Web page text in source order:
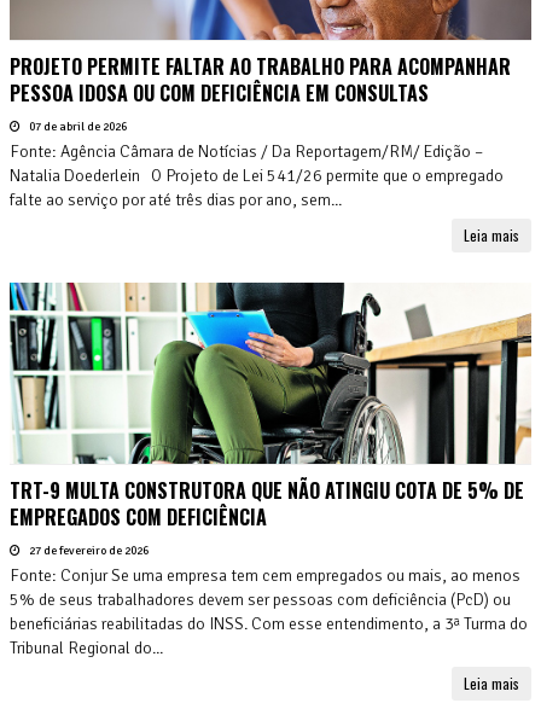
PROJETO PERMITE FALTAR AO TRABALHO PARA ACOMPANHAR
PESSOA IDOSA OU COM DEFICIÊNCIA EM CONSULTAS
07 de abril de 2026
Fonte: Agência Câmara de Notícias / Da Reportagem/RM/ Edição –
Natalia Doederlein O Projeto de Lei 541/26 permite que o empregado
falte ao serviço por até três dias por ano, sem...
Leia mais
TRT-9 MULTA CONSTRUTORA QUE NÃO ATINGIU COTA DE 5% DE
EMPREGADOS COM DEFICIÊNCIA
27 de fevereiro de 2026
Fonte: Conjur Se uma empresa tem cem empregados ou mais, ao menos
5% de seus trabalhadores devem ser pessoas com deficiência (PcD) ou
beneficiárias reabilitadas do INSS. Com esse entendimento, a 3ª Turma do
Tribunal Regional do...
Leia mais